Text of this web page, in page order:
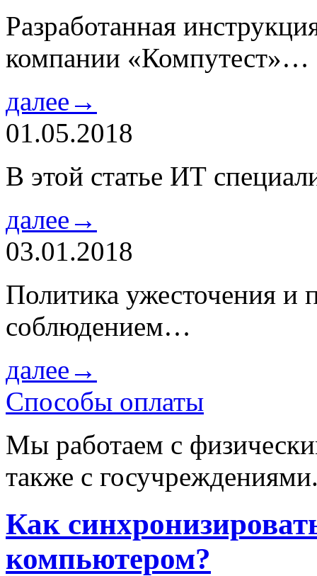
Разработанная
компании «Компутест»…
далее→
01.05.2018
В этой статье ИТ
далее→
03.01.2018
Политика ужесточения и
соблюдением…
далее→
Способы оплаты
Мы работаем с
также с
Как
компьютером?